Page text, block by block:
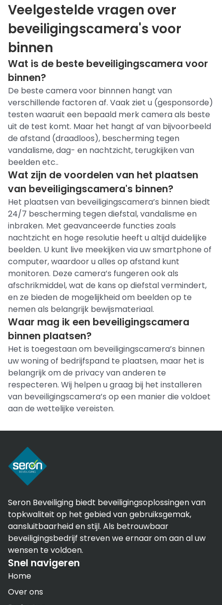
Veelgestelde vragen over
beveiligingscamera's voor
binnen
Wat is de beste beveiligingscamera voor
binnen?
De beste camera voor binnnen hangt van
verschillende factoren af. Vaak ziet u (gesponsorde)
testen waaruit een bepaald merk camera als beste
uit de test komt. Maar het hangt af van bijvoorbeeld
de afstand (draadloos), bescherming tegen
vandalisme, dag- en nachtzicht, terugkijken van
beelden etc..
Wat zijn de voordelen van het plaatsen
van beveiligingscamera's binnen?
Het plaatsen van beveiligingscamera’s binnen biedt
24/7 bescherming tegen diefstal, vandalisme en
inbraken. Met geavanceerde functies zoals
nachtzicht en hoge resolutie heeft u altijd duidelijke
beelden. U kunt live meekijken via uw smartphone of
computer, waardoor u alles op afstand kunt
monitoren. Deze camera’s fungeren ook als
afschrikmiddel, wat de kans op diefstal vermindert,
en ze bieden de mogelijkheid om beelden op te
nemen als belangrijk bewijsmateriaal.
Waar mag ik een beveiligingscamera
binnen plaatsen?
Het is toegestaan om beveiligingscamera’s binnen
uw woning of bedrijfspand te plaatsen, maar het is
belangrijk om de privacy van anderen te
respecteren. Wij helpen u graag bij het installeren
van beveiligingscamera’s op een manier die voldoet
aan de wettelijke vereisten.
Seron Beveiliging biedt beveiligingsoplossingen van
topkwaliteit op het gebied van gebruiksgemak,
aansluitbaarheid en stijl. Als betrouwbaar
beveiligingsbedrijf streven we ernaar om aan al uw
wensen te voldoen.
Snel navigeren
Home
Over ons